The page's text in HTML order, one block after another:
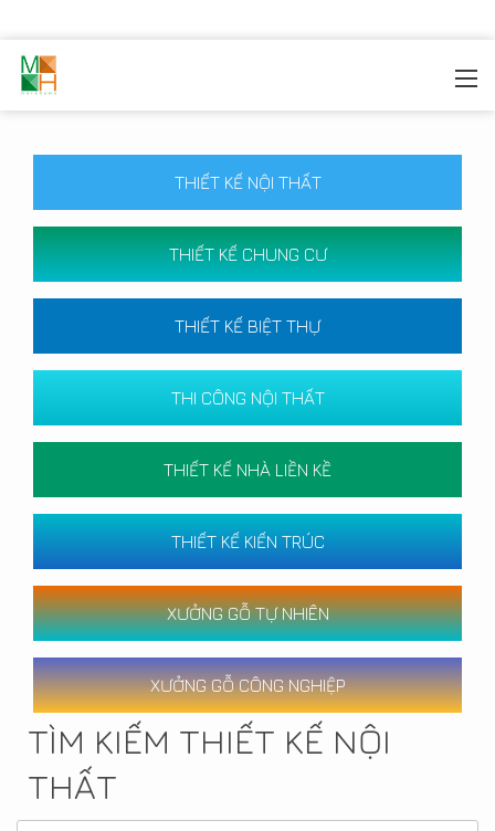
THIẾT KẾ NỘI THẤT
THIẾT KẾ CHUNG CƯ
THIẾT KẾ BIỆT THỰ
THI CÔNG NỘI THẤT
THIẾT KẾ NHÀ LIỀN KỀ
THIẾT KẾ KIẾN TRÚC
XƯỞNG GỖ TỰ NHIÊN
XƯỞNG GỖ CÔNG NGHIỆP
TÌM KIẾM THIẾT KẾ NỘI
THẤT